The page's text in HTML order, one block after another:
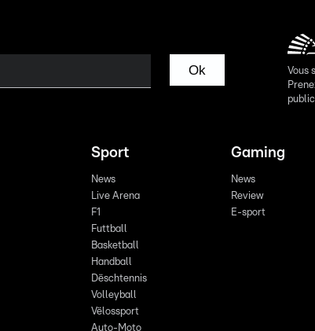
Ok
Vous
Sport
News
Live Arena
F1
Futtball
Basketball
Handball
Dëschtennis
Volleyball
Vëlossport
Auto-Moto
Gaming
News
Review
E-sport